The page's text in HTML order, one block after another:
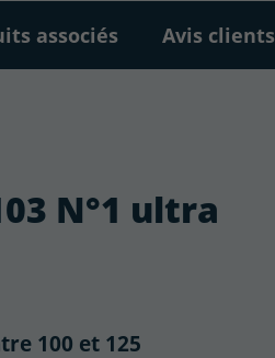
associés Avis clients
N°1 ultra
100 et 125